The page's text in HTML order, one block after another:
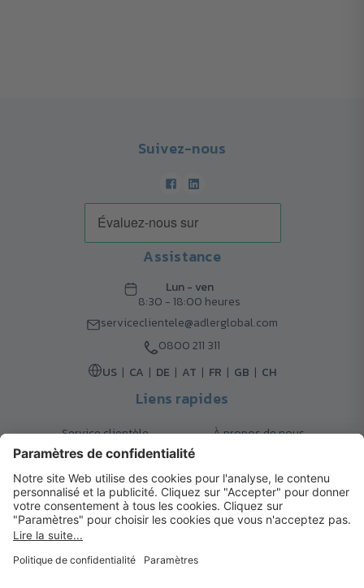
Suivez-nous
Assistance
Lun - ven
8:30 - 18:00 heures
serviceclientele@adlerglobal.com
0800 211 311
US
CA DE AT FR GB CH
Liens rapides
Service clientèle
À propos de nous
Retours
Contact
FAQ
Garanties
Mode de paiement
Magazine
Mentions légales